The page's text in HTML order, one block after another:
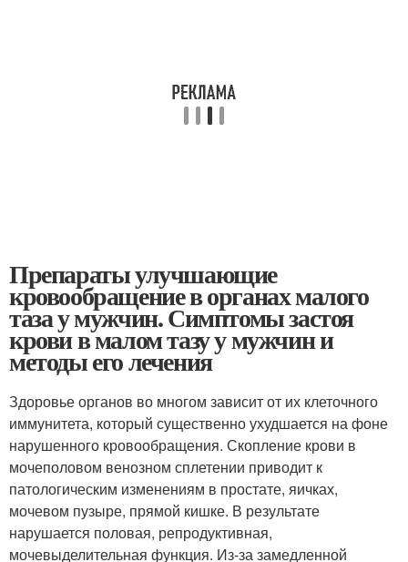
Препараты улучшающие
кровообращение в органах малого
таза у мужчин. Симптомы застоя
крови в малом тазу у мужчин и
методы его лечения
Здоровье органов во многом зависит от их клеточного
иммунитета, который существенно ухудшается на фоне
нарушенного кровообращения. Скопление крови в
мочеполовом венозном сплетении приводит к
патологическим изменениям в простате, яичках,
мочевом пузыре, прямой кишке. В результате
нарушается половая, репродуктивная,
мочевыделительная функция. Из-за замедленной